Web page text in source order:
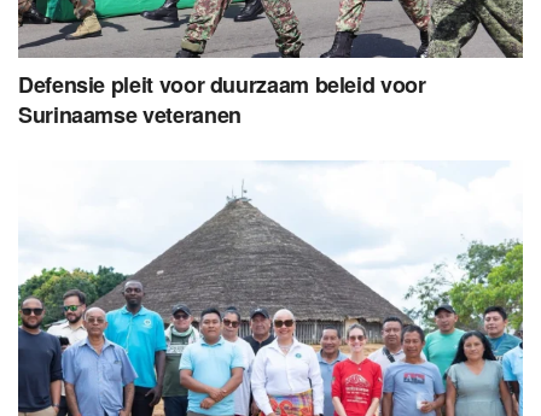
Defensie pleit voor duurzaam beleid voor
Surinaamse veteranen